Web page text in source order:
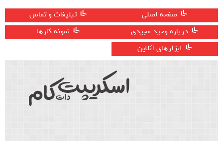
صفحه اصلی
تبلیغات و تماس
درباره وحید مجیدی
نمونه کارها
ابزارهای آنلاین